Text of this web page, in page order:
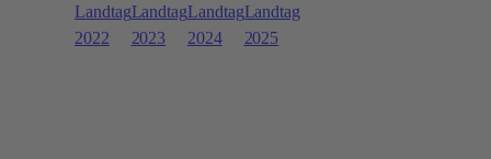
Landtag
2022
Landtag
2023
Landtag
2024
Landtag
2025